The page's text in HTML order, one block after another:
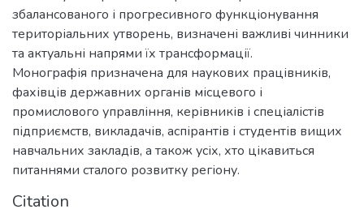
збалансованого і прогресивного функціонування
територіальних утворень, визначені важливі чинники
та актуальні напрями їх трансформації.
Монографія призначена для наукових працівників,
фахівців державних органів місцевого і
промислового управління, керівників і спеціалістів
підприємств, викладачів, аспірантів і студентів вищих
навчальних закладів, а також усіх, хто цікавиться
питаннями сталого розвитку регіону.
Citation